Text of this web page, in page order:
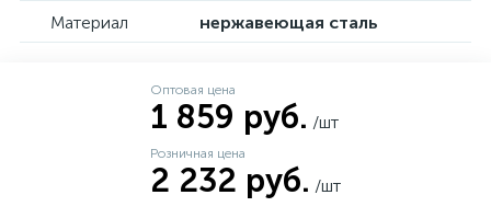
Материал
нержавеющая сталь
Оптовая цена
1 859 руб. /шт
Розничная цена
2 232 руб. /шт